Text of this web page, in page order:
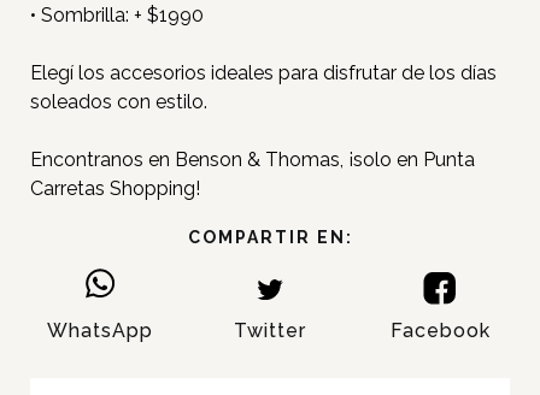
Tiendas
Gift Cards y Colectivos
Programas
Cine
• Sombrilla: + $1990
Elegí los accesorios ideales para disfrutar de los días
soleados con estilo.
Encontranos en Benson & Thomas, ¡solo en Punta
Carretas Shopping!
COMPARTIR EN:
WhatsApp Twitter Facebook